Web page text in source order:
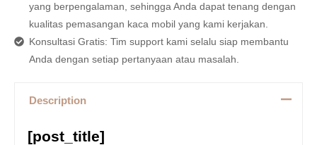
yang berpengalaman, sehingga Anda dapat tenang dengan
kualitas pemasangan kaca mobil yang kami kerjakan.
Konsultasi Gratis: Tim support kami selalu siap membantu
Anda dengan setiap pertanyaan atau masalah.
Description
[post_title]